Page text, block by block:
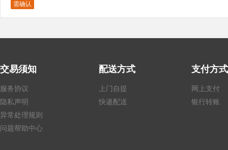
需确认
交易须知
服务协议
隐私声明
异常处理规则
问题帮助中心
配送方式
上门自提
快递配送
支付方式
网上支付
银行转账